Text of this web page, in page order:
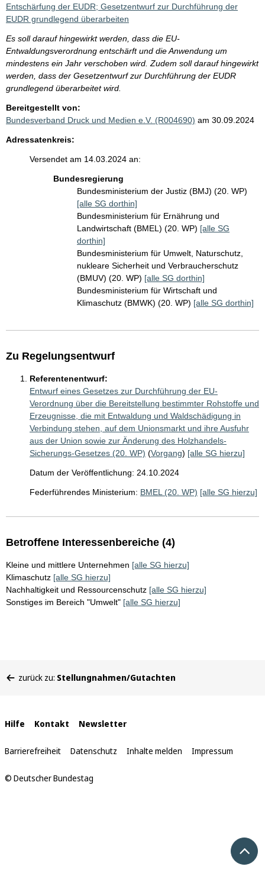
Entschärfung der EUDR; Gesetzentwurf zur Durchführung der
EUDR grundlegend überarbeiten
Es soll darauf hingewirkt werden, dass die EU-
Entwaldungsverordnung entschärft und die Anwendung um
mindestens ein Jahr verschoben wird. Zudem soll darauf hingewirkt
werden, dass der Gesetzentwurf zur Durchführung der EUDR
grundlegend überarbeitet wird.
Bereitgestellt von:
Bundesverband Druck und Medien e.V. (R004690) am 30.09.2024
Adressatenkreis:
Versendet am 14.03.2024 an:
Bundesregierung
Bundesministerium der Justiz (BMJ) (20. WP)
[alle SG dorthin]
Bundesministerium für Ernährung und
Landwirtschaft (BMEL) (20. WP) [alle SG
dorthin]
Bundesministerium für Umwelt, Naturschutz,
nukleare Sicherheit und Verbraucherschutz
(BMUV) (20. WP) [alle SG dorthin]
Bundesministerium für Wirtschaft und
Klimaschutz (BMWK) (20. WP) [alle SG dorthin]
Zu Regelungsentwurf
Referentenentwurf:
Entwurf eines Gesetzes zur Durchführung der EU-
Verordnung über die Bereitstellung bestimmter Rohstoffe und
Erzeugnisse, die mit Entwaldung und Waldschädigung in
Verbindung stehen, auf dem Unionsmarkt und ihre Ausfuhr
aus der Union sowie zur Änderung des Holzhandels-
Sicherungs-Gesetzes (20. WP) (Vorgang) [alle SG hierzu]
Datum der Veröffentlichung: 24.10.2024
Federführendes Ministerium: BMEL (20. WP) [alle SG hierzu]
Betroffene Interessenbereiche (4)
Kleine und mittlere Unternehmen [alle SG hierzu]
Klimaschutz [alle SG hierzu]
Nachhaltigkeit und Ressourcenschutz [alle SG hierzu]
Sonstiges im Bereich "Umwelt" [alle SG hierzu]
befinden
zurück zu: Stellungnahmen/Gutachten
Interne
Links
Hilfe Kontakt Newsletter
Barrierefreiheit Datenschutz Inhalte melden Impressum
© Deutscher Bundestag